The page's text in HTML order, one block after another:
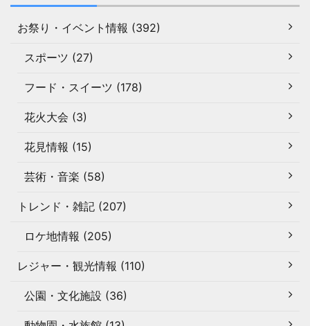
お祭り・イベント情報 (392)
スポーツ (27)
フード・スイーツ (178)
花火大会 (3)
花見情報 (15)
芸術・音楽 (58)
トレンド・雑記 (207)
ロケ地情報 (205)
レジャー・観光情報 (110)
公園・文化施設 (36)